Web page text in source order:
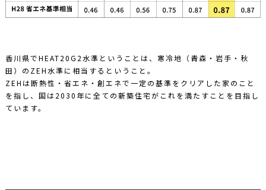
香川県でHEAT20G2水準ということは、寒冷地（青森・岩手・秋
田）のZEH水準に相当するということ。
ZEHは断熱性・省エネ・創エネで一定の基準をクリアした家のこと
を指し、国は2030年に全ての新築住宅がこれを満たすことを目指し
ています。